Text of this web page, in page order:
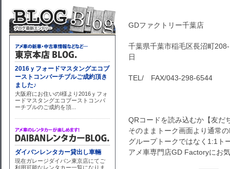
GDファクトリー千葉店
千葉県千葉市稲毛区長沼町
日
TEL/ FAX/043-298-6544
QRコードを読み込むか【友だ
そのままトーク画面より通常
グループトークではなく1:1ト
アメ車専門店GD Factoryにお